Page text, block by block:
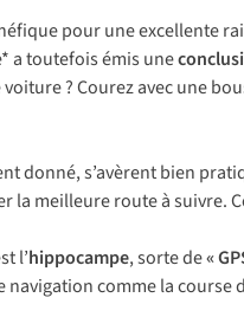
pour une excellente
a toutefois émis une
? Courez avec une
donné, s’avèrent bien
meilleure route à suivre.
l’hippocampe, sorte de«
comme la course